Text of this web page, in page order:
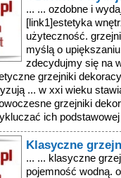
... ... ozdobne i
[link1]estetyka
użyteczność.
myślą o
zdecydujmy się na
grzejniki
... w xxi wieku
grzejniki
ich
Klasyczne
... ... klasyczne
pojemność wodną.